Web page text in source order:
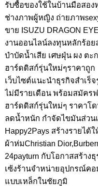
รับซื้อของใช้ในบ้านมือสอ
ช่างภาพผู้หญิง ถ่ายภาพ
ขาย ISUZU DRAGON
งานออนไลน์ลงทุนหลักร้อย
บำบัดน้ำเสีย เศษฝุ่น ผง ตะ
ฮาร์ดดิสก์รุ่นใหม่ๆราคาถูก
เว็บไซต์แนะนำธุรกิจสำเ
ไม่มีรายเดือน พร้อมสมัคร
ฮาร์ดดิสก์รุ่นใหม่ๆ ราคาโ
ลดน้ำหนัก กำจัดไขมันส่วน
Happy2Pays สร้างรายไ
ผ้าห่มChristian
24payturn กับโอกาสสร้าง
เซ้งร้านจำหน่ายอุปกรณ์คอ
แบบเหล็กในชัยภูมิ